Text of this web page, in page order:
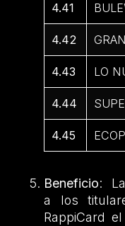
4.41
4.42
4.43 LO
4.44
4.45
Beneficio:
a los
RappiCard